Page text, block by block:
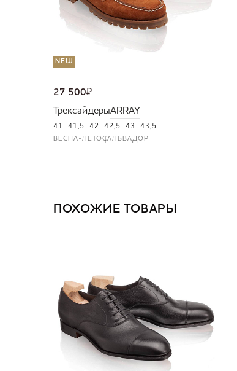
NEW
27 500₽
ТрексайдерыARRAY
41 41,5 42 42,5 43 43,5
ВЕСНА-ЛЕТОСАЛЬВАДОР
ПОХОЖИЕ ТОВАРЫ